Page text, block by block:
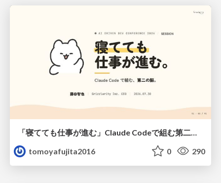
tomoyafujita2016
0 290